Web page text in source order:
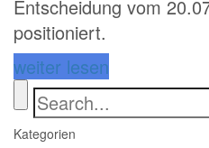
Entscheidung vom
positioniert.
weiter lesen
Kategorien